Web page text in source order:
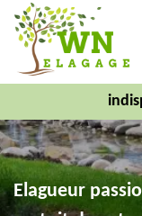
Elagueur